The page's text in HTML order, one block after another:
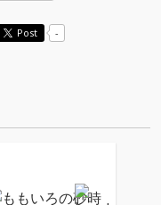
Post -